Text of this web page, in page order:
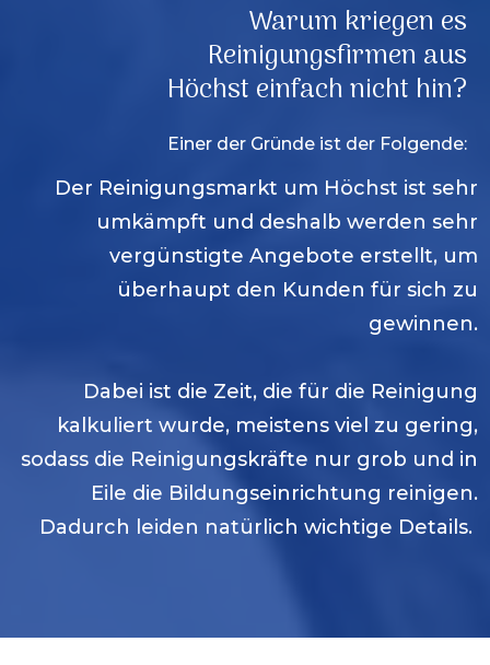
Warum kriegen es
Reinigungsfirmen aus
Höchst einfach nicht hin?
Einer der Gründe ist der Folgende:
Der Reinigungsmarkt um Höchst ist sehr
umkämpft und deshalb werden sehr
vergünstigte Angebote erstellt, um
überhaupt den Kunden für sich zu
gewinnen.
Dabei ist die Zeit, die für die Reinigung
kalkuliert wurde, meistens viel zu gering,
sodass die Reinigungskräfte nur grob und in
Eile die Bildungseinrichtung reinigen.
Dadurch leiden natürlich wichtige Details.